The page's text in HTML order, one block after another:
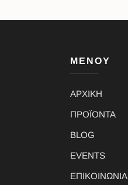
ΜΕΝΟΥ
ΑΡΧΙΚΗ
ΠΡΟΪΟΝΤΑ
BLOG
EVENTS
ΕΠΙΚΟΙΝΩΝΙΑ